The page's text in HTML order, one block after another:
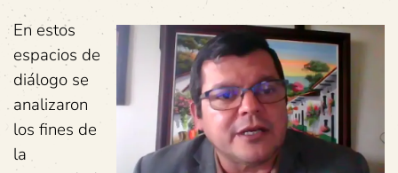
En estos
espacios de
diálogo se
analizaron
los fines de
la